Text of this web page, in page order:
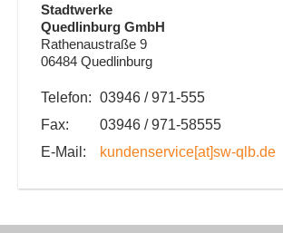
Stadtwerke
Quedlinburg GmbH
Rathenaustraße 9
06484 Quedlinburg
Telefon: 03946 / 971-555
Fax:
03946 / 971-58555
E-Mail:
kundenservice[at]sw-qlb.de